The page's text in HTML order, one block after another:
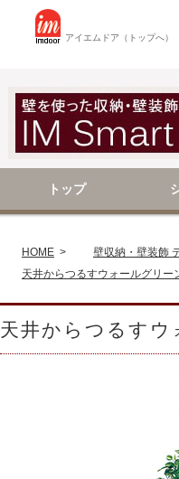
アイエムドア（トップへ）
トップ
HOME > 壁収納・壁装飾
天井からつるすウォールグリ
天井からつるす